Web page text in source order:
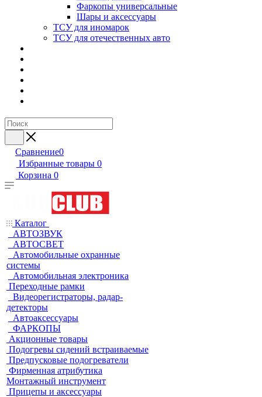
Фаркопы универсальные
Шары и аксессуары
ТСУ для иномарок
ТСУ для отечественных авто
Сравнение0
Избранные товары 0
Корзина 0
Каталог
АВТОЗВУК
АВТОСВЕТ
Автомобильные охранные
системы
Автомобильная электроника
Переходные рамки
Видеорегистраторы, радар-
детекторы
Автоаксессуары
ФАРКОПЫ
Акционные товары
Подогревы сидений встраиваемые
Предпусковые подогреватели
Фирменная атрибутика
Монтажный инструмент
Прицепы и аксессуары